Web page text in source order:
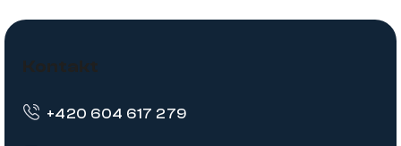
Z
Kontakt
+420 604 617 279